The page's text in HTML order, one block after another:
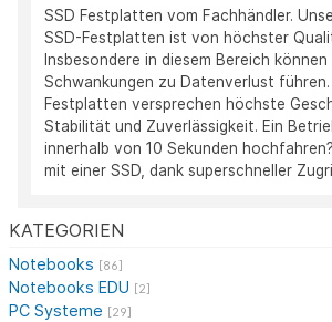
KATEGORIEN
Notebooks [86]
Notebooks EDU [2]
PC Systeme [29]
SSD Festplatten vom Fachhändler.
SSD-Festplatten ist von höchster
Insbesondere in diesem Bereich
Schwankungen zu Datenverlust führen.
Festplatten versprechen höchste
Stabilität und Zuverlässigkeit. Ein
innerhalb von 10 Sekunden
mit einer SSD, dank superschneller